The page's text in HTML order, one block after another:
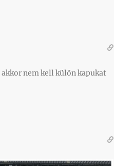
nem kell külön kapukat